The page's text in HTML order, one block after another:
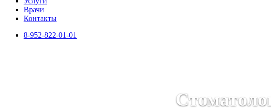
Врачи
Контакты
8-952-822-01-01